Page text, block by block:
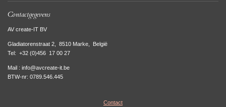
Contactgegevens
AV create-IT BV
Gladiatorenstraat 2, 8510 Marke, België
Tel: +32 (0)456 17 00 27
Mail : info@avcreate-it.be
BTW-nr: 0789.546.445
Contact